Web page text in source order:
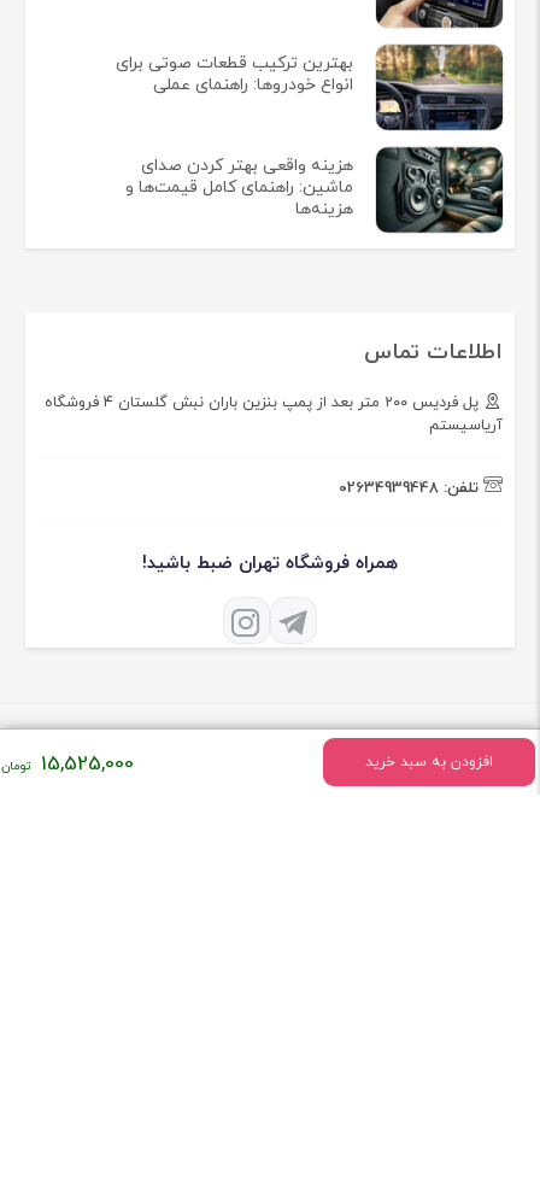
افزودن به سبد خرید 15,525,000
بهترین ترکیب قطعات صوتی برای
انواع خودروها: راهنمای عملی
هزینه واقعی بهتر کردن صدای
ماشین: راهنمای کامل قیمت‌ها و
هزینه‌ها
اطلاعات تماس
پل فردیس ۲۰۰ متر بعد از پمپ بنزین باران نبش گلستان ۴ فروشگاه
آریاسیستم
تلفن: 02634939448
همراه فروشگاه تهران ضبط باشید!
درباره فروشگاه تهران ضبط